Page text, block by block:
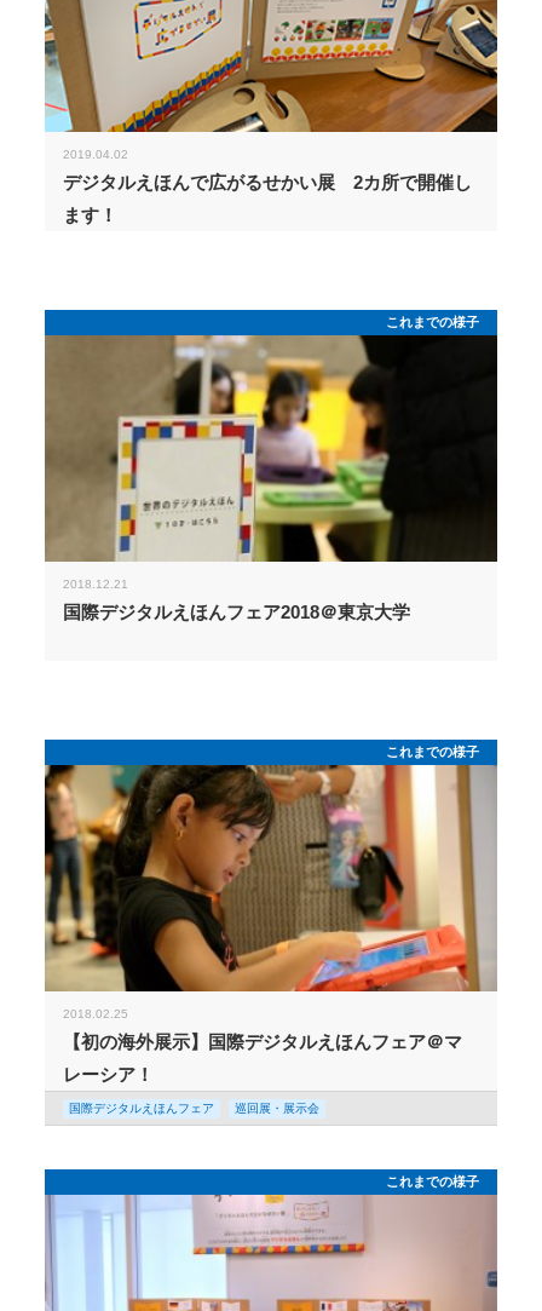
2019.04.02
デジタルえほんで広がるせかい展 2カ所で開催し
ます！
これまでの様子
2018.12.21
国際デジタルえほんフェア2018＠東京大学
これまでの様子
2018.02.25
【初の海外展示】国際デジタルえほんフェア＠マ
レーシア！
国際デジタルえほんフェア 巡回展・展示会
これまでの様子